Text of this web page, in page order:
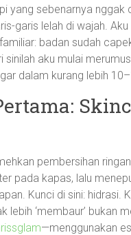
yang sebenarnya
garis lelah di wajah.
badan sudah
sinilah aku mulai
dalam kurang lebih
pembersihan
pada kapas, lalu
Kunci di sini: hidrasi.
lebih ‘membaur’ bukan
—menggunakan